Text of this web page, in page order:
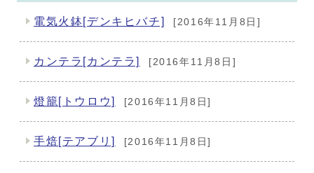
電気火鉢[デンキヒバチ] [2016年11月8日]
カンテラ[カンテラ] [2016年11月8日]
燈籠[トウロウ] [2016年11月8日]
手焙[テアブリ] [2016年11月8日]